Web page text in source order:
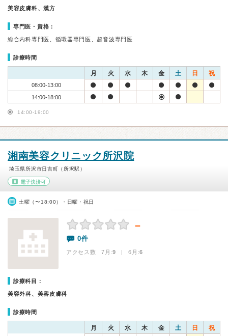
美容皮膚科、漢方
専門医・資格：
総合内科専門医、循環器専門医、超音波専門医
診療時間
月 火 水 木 金 土 日 祝
08:00-13:00
14:00-18:00
14:00-19:00
湘南美容クリニック所沢院
埼玉県所沢市日吉町（所沢駅）
電子決済可
土曜（〜18:00）・日曜・祝日
－
0件
アクセス数 7月:9 | 6月:6
診療科目：
美容外科、美容皮膚科
診療時間
月 火 水 木 金 土 日 祝